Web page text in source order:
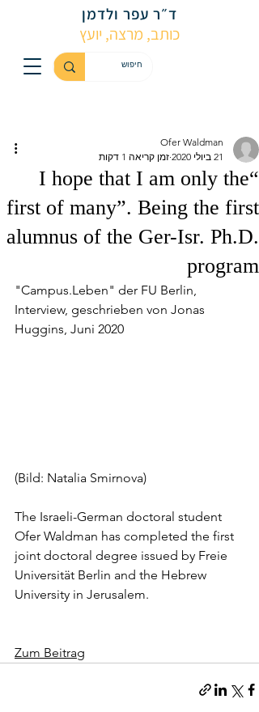
ד״ר עפר ולדמן
כותב, מרצה, יועץ
“I hope that I am only the
first of many”. Being the first
alumnus of the Ger-Isr. Ph.D.
program
Ofer Waldman
21 ביולי 2020
זמן קריאה 1 דקות
"Campus.Leben" der FU Berlin,
Interview, geschrieben von Jonas
Huggins, Juni 2020
(Bild: Natalia Smirnova)
The Israeli-German doctoral student
Ofer Waldman has completed the first
joint doctoral degree issued by Freie
Universität Berlin and the Hebrew
University in Jerusalem.
Zum Beitrag